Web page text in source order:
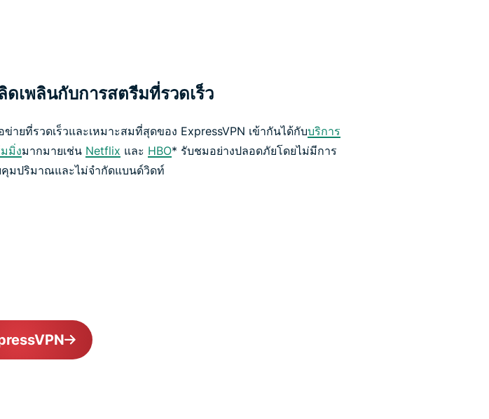
ดเพลินกับการสตรีมที่รวดเร็ว
ข่ายที่รวดเร็วและเหมาะสมที่สุดของ ExpressVPN เข้ากันได้กับบริการ
มิ่งมากมายเช่น Netflix และ HBO* รับชมอย่างปลอดภัยโดยไม่มีการ
มปริมาณและไม่จำกัดแบนด์วิดท์